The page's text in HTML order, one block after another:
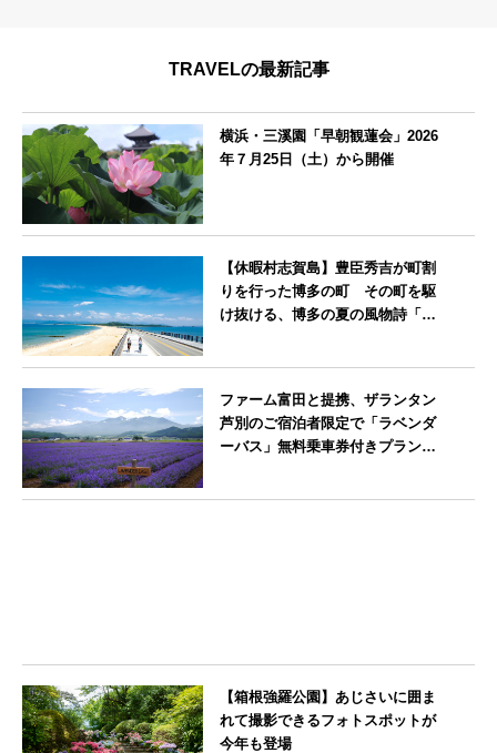
TRAVELの最新記事
横浜・三溪園「早朝観蓮会」2026
年７月25日（土）から開催
【休暇村志賀島】豊臣秀吉が町割
りを行った博多の町 その町を駆
け抜ける、博多の夏の風物詩「博
ファーム富田と提携、ザランタン
芦別のご宿泊者限定で「ラベンダ
ーバス」無料乗車券付きプランを
【箱根強羅公園】あじさいに囲ま
れて撮影できるフォトスポットが
今年も登場